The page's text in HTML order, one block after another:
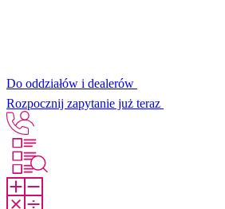
Do oddziałów i dealerów
Rozpocznij zapytanie już teraz